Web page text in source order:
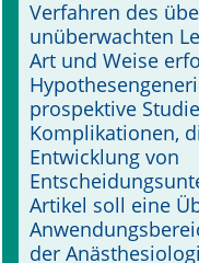
Verfahren des
unüberwachten
Art und Weise
prospektive
Komplikationen,
Entwicklung von
Artikel soll eine
der